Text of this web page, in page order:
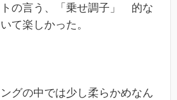
トの言う、「乗せ調子」 的な
て楽しかった。
グの中では少し柔らかめなん